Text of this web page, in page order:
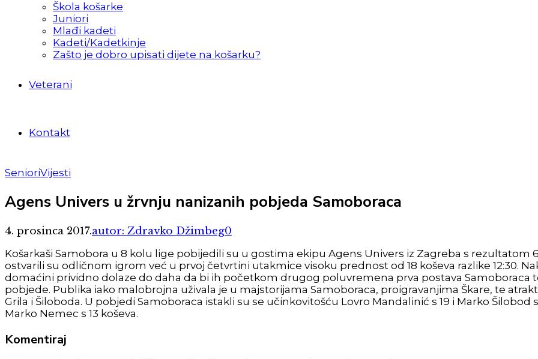
Škola košarke
Juniori
Mlađi kadeti
Kadeti/Kadetkinje
Zašto je dobro upisati dijete na košarku?
Veterani
Kontakt
SenioriVijesti
Agens Univers u žrvnju nanizanih pobjeda Samoboraca
4. prosinca 2017.autor: Zdravko Džimbeg0
Košarkaši Samobora u 8 kolu lige pobijedili su u gostima ekipu Agens Univers iz Zagreba s rezultatom
ostvarili su odličnom igrom već u prvoj četvrtini utakmice visoku prednost od 18 koševa razlike 12:30.
domaćini prividno dolaze do daha da bi ih početkom drugog poluvremena prva postava Samoboraca
pobjede. Publika iako malobrojna uživala je u majstorijama Samoboraca, proigravanjima Škare, te
Grila i Šiloboda. U pobjedi Samoboraca istakli su se učinkovitošću Lovro Mandalinić s 19 i Marko Šilobod
Marko Nemec s 13 koševa.
Komentiraj